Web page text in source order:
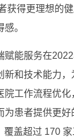
获得更理想的
。
赋能服务在
和技术能力
工作流程优
患者提供更
盖超过 170 家